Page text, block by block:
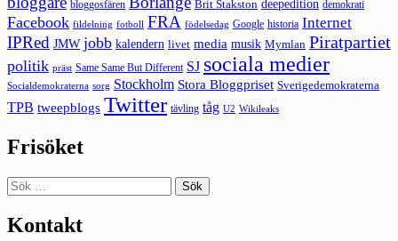
bloggosfären Brit Stakston deepedition demokrati
Facebook fildelning fotboll FRA födelsedag Google historia Internet
IPRed JMW jobb kalendern livet media musik Mymlan Piratpartiet
politik präst Same Same But Different SJ sociala medier
Socialdemokraterna sorg Stockholm Stora Bloggpriset Sverigedemokraterna
TPB tweepblogs Twitter tävling tåg U2 Wikileaks
Frisöket
Sök
efter:
Kontakt